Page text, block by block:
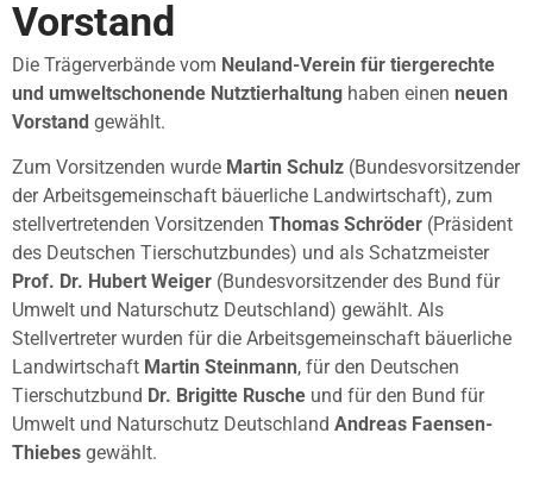
Vorstand
Die Trägerverbände vom Neuland-Verein für tiergerechte
und umweltschonende Nutztierhaltung haben einen neuen
Vorstand gewählt.
Zum Vorsitzenden wurde Martin Schulz (Bundesvorsitzender
der Arbeitsgemeinschaft bäuerliche Landwirtschaft), zum
stellvertretenden Vorsitzenden Thomas Schröder (Präsident
des Deutschen Tierschutzbundes) und als Schatzmeister
Prof. Dr. Hubert Weiger (Bundesvorsitzender des Bund für
Umwelt und Naturschutz Deutschland) gewählt. Als
Stellvertreter wurden für die Arbeitsgemeinschaft bäuerliche
Landwirtschaft Martin Steinmann, für den Deutschen
Tierschutzbund Dr. Brigitte Rusche und für den Bund für
Umwelt und Naturschutz Deutschland Andreas Faensen-
Thiebes gewählt.